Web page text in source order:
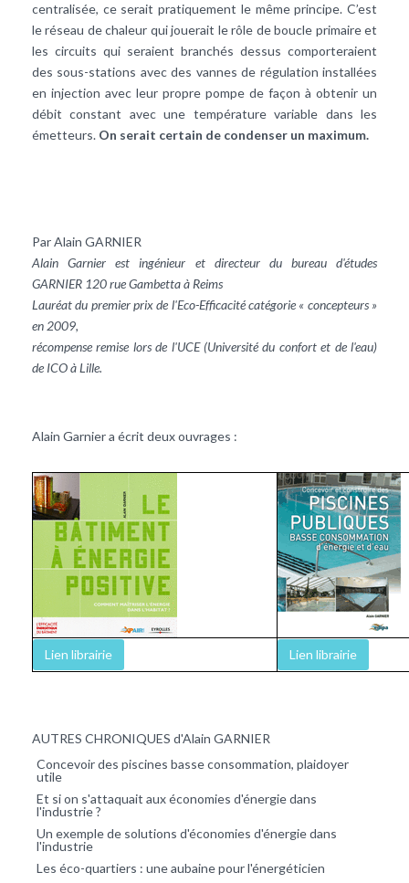
centralisée, ce serait pratiquement le même principe. C’est
le réseau de chaleur qui jouerait le rôle de boucle primaire et
les circuits qui seraient branchés dessus comporteraient
des sous-stations avec des vannes de régulation installées
en injection avec leur propre pompe de façon à obtenir un
débit constant avec une température variable dans les
émetteurs. On serait certain de condenser un maximum.
Par Alain GARNIER
Alain Garnier est ingénieur et directeur du bureau d'études
GARNIER 120 rue Gambetta à Reims
Lauréat du premier prix de l'Eco-Efficacité catégorie « concepteurs »
en 2009,
récompense remise lors de l'UCE (Université du confort et de l'eau)
de ICO à Lille.
Alain Garnier a écrit deux ouvrages :
Lien librairie Lien librairie
AUTRES CHRONIQUES d'Alain GARNIER
Concevoir des piscines basse consommation, plaidoyer
utile
Et si on s'attaquait aux économies d'énergie dans
l'industrie ?
Un exemple de solutions d'économies d'énergie dans
l'industrie
Les éco-quartiers : une aubaine pour l'énergéticien